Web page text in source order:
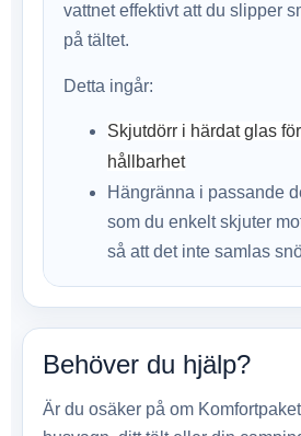
vattnet effektivt att du slipper
på tältet.
Detta ingår:
Skjutdörr i härdat glas
hållbarhet
Hängränna i passande
som du enkelt skjuter
så att det inte samlas
Behöver du hjälp?
Är du osäker på om